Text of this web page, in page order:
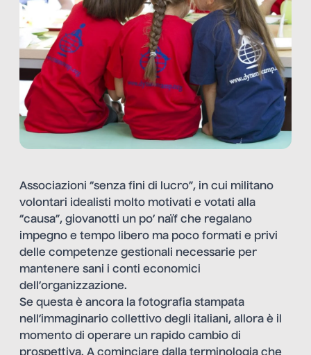
Associazioni “senza fini di lucro”, in cui militano
volontari idealisti molto motivati e votati alla
“causa”, giovanotti un po’ naïf che regalano
impegno e tempo libero ma poco formati e privi
delle competenze gestionali necessarie per
mantenere sani i conti economici
dell’organizzazione.
Se questa è ancora la fotografia stampata
nell’immaginario collettivo degli italiani, allora è il
momento di operare un rapido cambio di